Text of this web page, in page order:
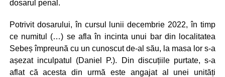
dosarul penal.
Potrivit dosarului, în cursul lunii decembrie 2022, în timp
ce numitul (…) se afla în incinta unui bar din localitatea
Sebeș împreună cu un cunoscut de-al său, la masa lor s-a
așezat inculpatul (Daniel P.). Din discuțiile purtate, s-a
aflat că acesta din urmă este angajat al unei unități